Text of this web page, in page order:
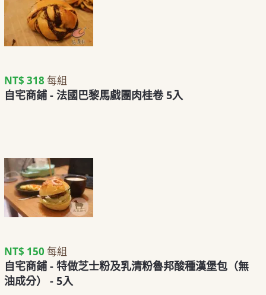
NT$ 318 每組
自宅商鋪 - 法國巴黎馬戲團肉桂卷 5入
NT$ 150 每組
自宅商鋪 - 特做芝士粉及乳清粉魯邦酸種漢堡包（無
油成分） - 5入